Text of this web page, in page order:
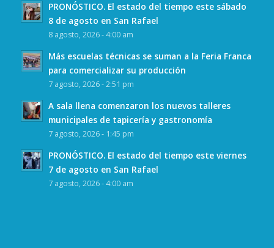
PRONÓSTICO. El estado del tiempo este sábado
8 de agosto en San Rafael
8 agosto, 2026 - 4:00 am
Más escuelas técnicas se suman a la Feria Franca
para comercializar su producción
7 agosto, 2026 - 2:51 pm
A sala llena comenzaron los nuevos talleres
municipales de tapicería y gastronomía
7 agosto, 2026 - 1:45 pm
PRONÓSTICO. El estado del tiempo este viernes
7 de agosto en San Rafael
7 agosto, 2026 - 4:00 am